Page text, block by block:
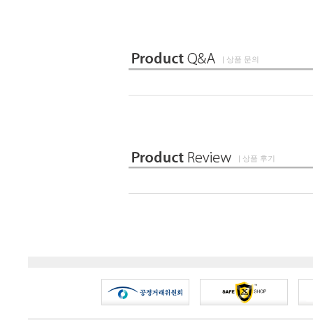
| 상품 문의
| 상품 후기